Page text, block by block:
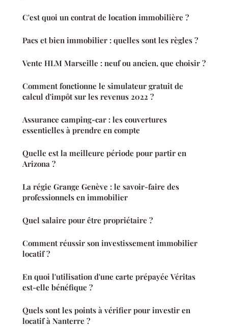
C'est quoi un contrat de location immobilière ?
Pacs et bien immobilier : quelles sont les règles ?
Vente HLM Marseille : neuf ou ancien, que choisir ?
Comment fonctionne le simulateur gratuit de
calcul d'impôt sur les revenus 2022 ?
Assurance camping-car : les couvertures
essentielles à prendre en compte
Quelle est la meilleure période pour partir en
Arizona ?
La régie Grange Genève : le savoir-faire des
professionnels en immobilier
Quel salaire pour être propriétaire ?
Comment réussir son investissement immobilier
locatif ?
En quoi l'utilisation d'une carte prépayée Véritas
est-elle bénéfique ?
Quels sont les points à vérifier pour investir en
locatif à Nanterre ?